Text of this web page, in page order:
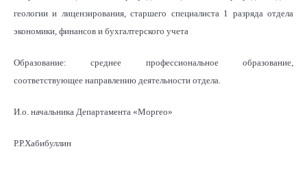
геологии и лицензирования, старшего специалиста 1 разряда отдела
экономики, финансов и бухгалтерского учета
Образование: среднее профессиональное образование,
соответствующее направлению деятельности отдела.
И.о. начальника Департамента «Моргео»
Р.Р.Хабибуллин